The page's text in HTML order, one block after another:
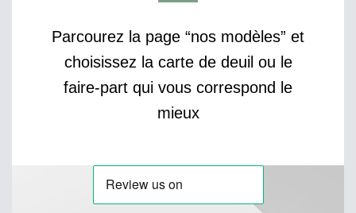
Parcourez la page “nos modèles” et
choisissez la carte de deuil ou le
faire-part qui vous correspond le
mieux